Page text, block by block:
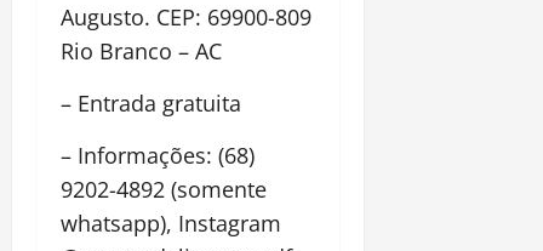
Augusto. CEP: 69900-809
Rio Branco – AC
– Entrada gratuita
– Informações: (68)
9202-4892 (somente
whatsapp), Instagram